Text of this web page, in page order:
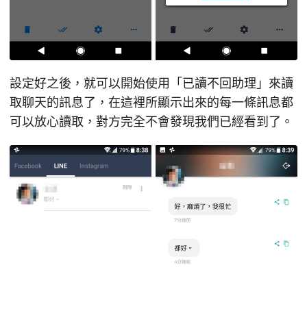
設定好之後，就可以開始使用「已讀不回助理」來讀
取聊天的訊息了，在這裡所顯示出來的每一條訊息都
可以放心讀取，對方完全不會發現我們已經看到了。